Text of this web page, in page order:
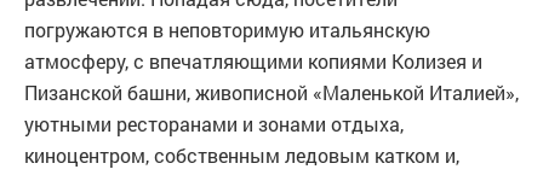
погружаются в неповторимую итальянскую
атмосферу, с впечатляющими копиями Колизея и
Пизанской башни, живописной «Маленькой Италией»,
уютными ресторанами и зонами отдыха,
киноцентром, собственным ледовым катком и,